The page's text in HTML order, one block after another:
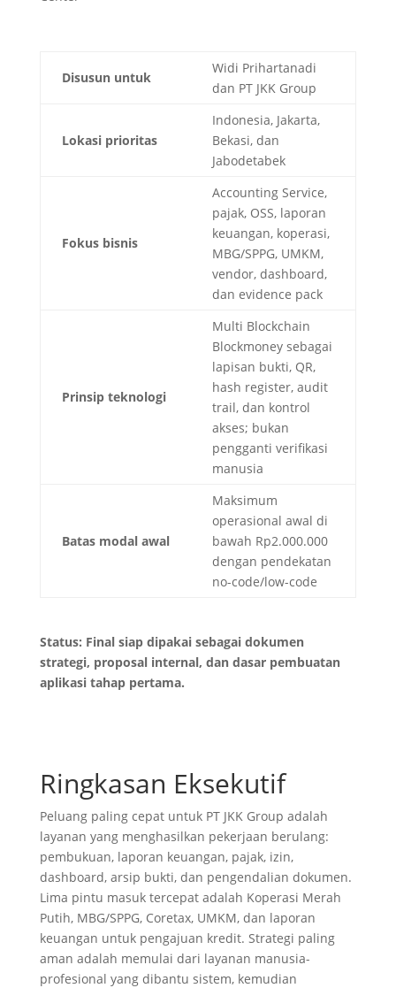
Disusun untuk
Widi Prihartanadi
dan PT JKK Group
Lokasi prioritas
Indonesia, Jakarta,
Bekasi, dan
Jabodetabek
Fokus bisnis
Accounting Service,
pajak, OSS, laporan
keuangan, koperasi,
MBG/SPPG, UMKM,
vendor, dashboard,
dan evidence pack
Prinsip teknologi
Multi Blockchain
Blockmoney sebagai
lapisan bukti, QR,
hash register, audit
trail, dan kontrol
akses; bukan
pengganti verifikasi
manusia
Batas modal awal
Maksimum
operasional awal di
bawah Rp2.000.000
dengan pendekatan
no-code/low-code
Status: Final siap dipakai sebagai dokumen
strategi, proposal internal, dan dasar pembuatan
aplikasi tahap pertama.
Ringkasan Eksekutif
Peluang paling cepat untuk PT JKK Group adalah
layanan yang menghasilkan pekerjaan berulang:
pembukuan, laporan keuangan, pajak, izin,
dashboard, arsip bukti, dan pengendalian dokumen.
Lima pintu masuk tercepat adalah Koperasi Merah
Putih, MBG/SPPG, Coretax, UMKM, dan laporan
keuangan untuk pengajuan kredit. Strategi paling
aman adalah memulai dari layanan manusia-
profesional yang dibantu sistem, kemudian